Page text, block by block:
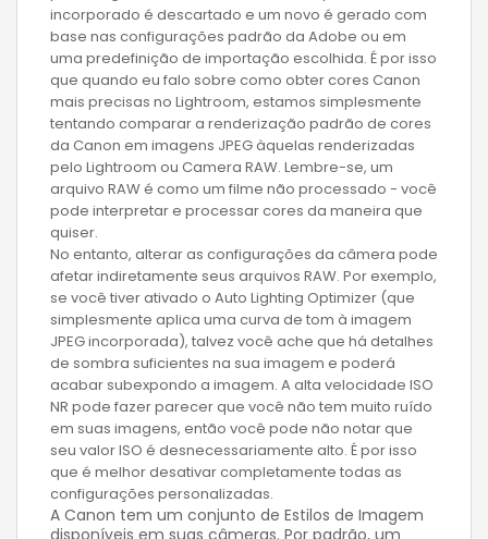
incorporado é descartado e um novo é gerado com
base nas configurações padrão da Adobe ou em
uma predefinição de importação escolhida. É por isso
que quando eu falo sobre como obter cores Canon
mais precisas no Lightroom, estamos simplesmente
tentando comparar a renderização padrão de cores
da Canon em imagens JPEG àquelas renderizadas
pelo Lightroom ou Camera RAW. Lembre-se, um
arquivo RAW é como um filme não processado - você
pode interpretar e processar cores da maneira que
quiser.
No entanto, alterar as configurações da câmera pode
afetar indiretamente seus arquivos RAW. Por exemplo,
se você tiver ativado o Auto Lighting Optimizer (que
simplesmente aplica uma curva de tom à imagem
JPEG incorporada), talvez você ache que há detalhes
de sombra suficientes na sua imagem e poderá
acabar subexpondo a imagem. A alta velocidade ISO
NR pode fazer parecer que você não tem muito ruído
em suas imagens, então você pode não notar que
seu valor ISO é desnecessariamente alto. É por isso
que é melhor desativar completamente todas as
configurações personalizadas.
A Canon tem um conjunto de Estilos de Imagem
disponíveis em suas câmeras. Por padrão, um